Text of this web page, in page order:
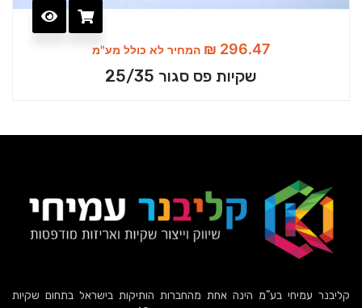
₪ 296.47 המחיר לא כולל מע"מ
שקיות פס סגור 25/35
קליבנר עמיחי בע”מ הינה אחת מהחברות הותיקות בישראל בתחום שקיות